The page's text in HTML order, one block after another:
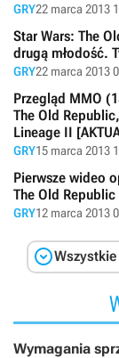
GRY22 marca 2013
Star Wars: The
drugą młodość.
GRY22 marca 2013
Przegląd MMO
The Old
Lineage II
GRY15 marca 2013
Pierwsze wideo
The Old
GRY12 marca 2013

Wymagania